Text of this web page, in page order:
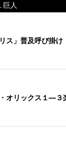
人
ス」普及呼び掛け
オリックス１―３